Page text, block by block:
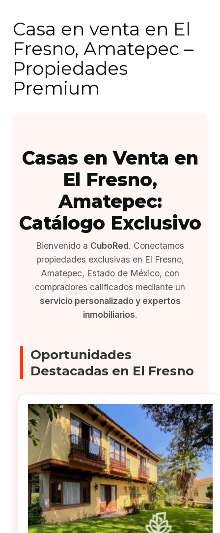
Casa en venta en El
Fresno, Amatepec –
Propiedades
Premium
Casas en Venta en
El Fresno,
Amatepec:
Catálogo Exclusivo
Bienvenido a CuboRed. Conectamos
propiedades exclusivas en El Fresno,
Amatepec, Estado de México, con
compradores calificados mediante un
servicio personalizado y expertos
inmobiliarios.
Oportunidades
Destacadas en El Fresno